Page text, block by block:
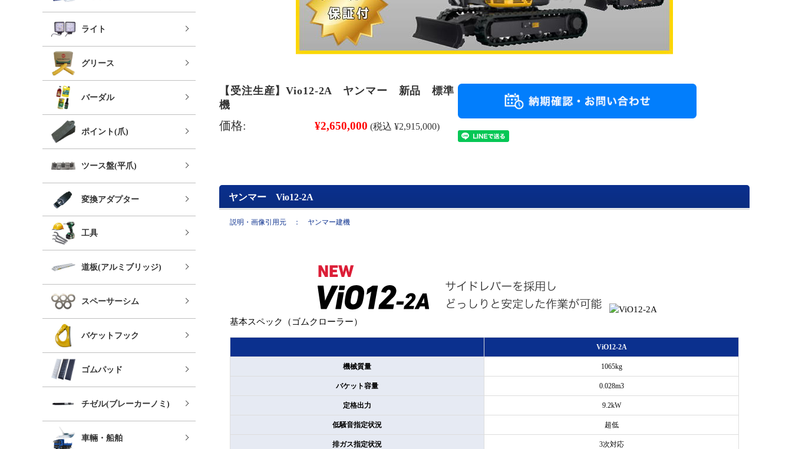
【受注生産】Vio12-2A ヤンマー 新品 標準
機
価格: ¥2,650,000 (税込 ¥2,915,000)
ヤンマー Vio12-2A
説明・画像引用元 ： ヤンマー建機
基本スペック（ゴムクローラー）
ViO12-2A
機械質量 1065kg
バケット容量 0.028m3
定格出力 9.2kW
低騒音指定状況 超低
排ガス指定状況 3次対応
ライト
グリース
バーダル
ポイント(爪)
ツース盤(平爪)
変換アダプター
工具
道板(アルミブリッジ)
スペーサーシム
バケットフック
ゴムパッド
チゼル(ブレーカーノミ)
車輛・船舶